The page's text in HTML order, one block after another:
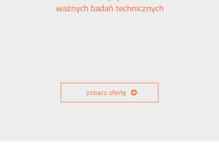
ważnych badań technicznych
zobacz ofertę